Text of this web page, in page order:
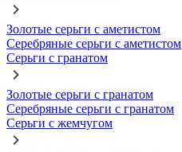
Золотые серьги с аметистом
Серебряные серьги с аметистом
Серьги с гранатом
Золотые серьги с гранатом
Серебряные серьги с гранатом
Серьги с жемчугом